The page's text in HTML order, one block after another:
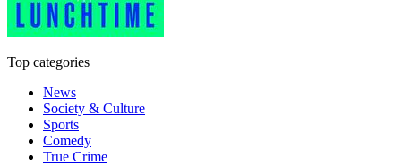
Top categories
News
Society & Culture
Sports
Comedy
True Crime